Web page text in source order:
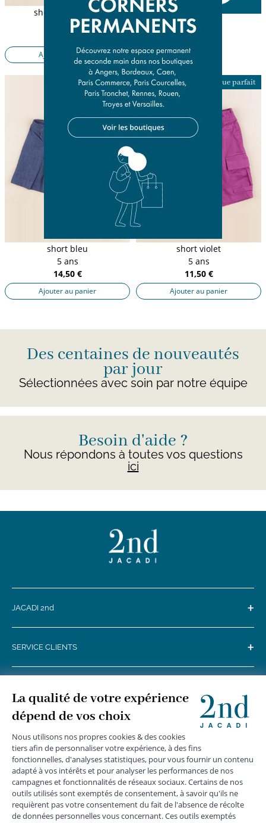
short blanc, bleu
5 ans
11,50 €
Ajouter au panier
Presque parfait
short bleu
5 ans
14,50 €
Ajouter au panier
Presque parfait
short violet
5 ans
11,50 €
Ajouter au panier
Des centaines de nouveautés
par jour
Sélectionnées avec soin par notre équipe
Besoin d'aide ?
Nous répondons à toutes vos questions
ici
JACADI 2nd +
SERVICE CLIENTS +
MENTIONS LÉGALES
DONNÉES PERSONNELLES
*Livraison express gratuite en point relais dès 59 € et à domicile dès 150
€ vers la France Métropolitaine
Les données collectées par la société JACADI, responsable
du traitement, sont nécessaires à l'envoi de newsletters, à la
création de compte, pour le traitement, le suivi et la livraison